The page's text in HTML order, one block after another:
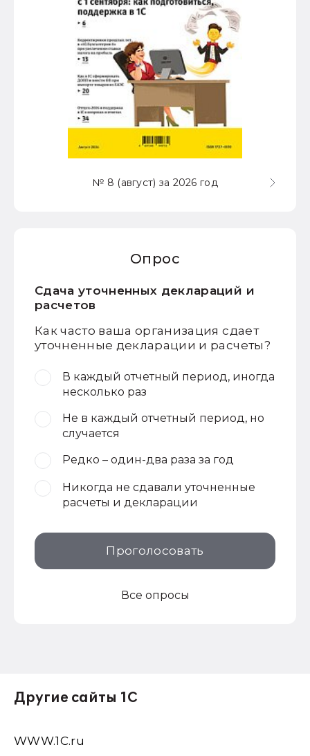
№ 8 (август) за 2026 год
Опрос
Сдача уточненных деклараций и
расчетов
Как часто ваша организация сдает
уточненные декларации и расчеты?
В каждый отчетный период, иногда
несколько раз
Не в каждый отчетный период, но
случается
Редко – один-два раза за год
Никогда не сдавали уточненные
расчеты и декларации
Проголосовать
Все опросы
Другие сайты 1С
WWW.1С.ru